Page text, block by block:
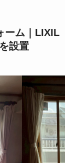
ーム｜LIXIL
設置